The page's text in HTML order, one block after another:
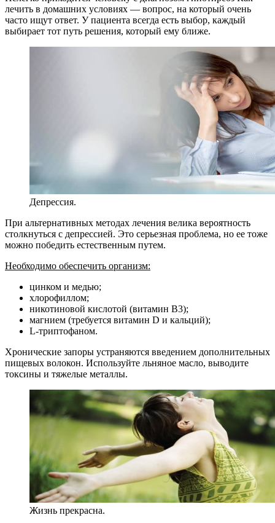
лечить в домашних условиях — вопрос, на который очень
часто ищут ответ. У пациента всегда есть выбор, каждый
выбирает тот путь решения, который ему ближе.
Депрессия.
При альтернативных методах лечения велика вероятность
столкнуться с депрессией. Это серьезная проблема, но ее тоже
можно победить естественным путем.
Необходимо обеспечить организм:
цинком и медью;
хлорофиллом;
никотиновой кислотой (витамин В3);
магнием (требуется витамин D и кальций);
L-триптофаном.
Хронические запоры устраняются введением дополнительных
пищевых волокон. Используйте льняное масло, выводите
токсины и тяжелые металлы.
Жизнь прекрасна.